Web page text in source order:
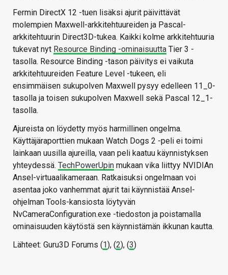
Fermin DirectX 12 -tuen lisäksi ajurit päivittävät
molempien Maxwell-arkkitehtuureiden ja Pascal-
arkkitehtuurin Direct3D-tukea. Kaikki kolme arkkitehtuuria
tukevat nyt Resource Binding -ominaisuutta Tier 3 -
tasolla. Resource Binding -tason päivitys ei vaikuta
arkkitehtuureiden Feature Level -tukeen, eli
ensimmäisen sukupolven Maxwell pysyy edelleen 11_0-
tasolla ja toisen sukupolven Maxwell sekä Pascal 12_1-
tasolla.
Ajureista on löydetty myös harmillinen ongelma.
Käyttäjäraporttien mukaan Watch Dogs 2 -peli ei toimi
lainkaan uusilla ajureilla, vaan peli kaatuu käynnistyksen
yhteydessä. TechPowerUpin mukaan vika liittyy NVIDIAn
Ansel-virtuaalikameraan. Ratkaisuksi ongelmaan voi
asentaa joko vanhemmat ajurit tai käynnistää Ansel-
ohjelman Tools-kansiosta löytyvän
NvCameraConfiguration.exe -tiedoston ja poistamalla
ominaisuuden käytöstä sen käynnistämän ikkunan kautta.
Lähteet: Guru3D Forums (1), (2), (3)